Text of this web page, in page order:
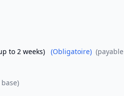
to 2 weeks) (Obligatoire) (payable